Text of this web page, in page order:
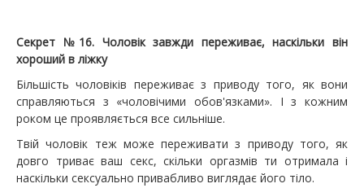
Секрет №16. Чоловік завжди переживає, наскільки він
хороший в ліжку
Більшість чоловіків переживає з приводу того, як вони
справляються з «чоловічими обов'язками». І з кожним
роком це проявляється все сильніше.
Твій чоловік теж може переживати з приводу того, як
довго триває ваш секс, скільки оргазмів ти отримала і
наскільки сексуально привабливо виглядає його тіло.